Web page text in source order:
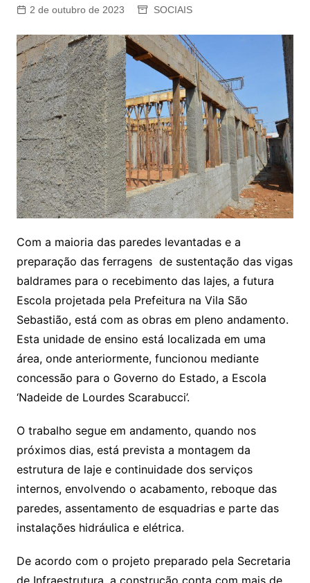
2 de outubro de 2023 SOCIAIS
Com a maioria das paredes levantadas e a
preparação das ferragens de sustentação das vigas
baldrames para o recebimento das lajes, a futura
Escola projetada pela Prefeitura na Vila São
Sebastião, está com as obras em pleno andamento.
Esta unidade de ensino está localizada em uma
área, onde anteriormente, funcionou mediante
concessão para o Governo do Estado, a Escola
‘Nadeide de Lourdes Scarabucci’.
O trabalho segue em andamento, quando nos
próximos dias, está prevista a montagem da
estrutura de laje e continuidade dos serviços
internos, envolvendo o acabamento, reboque das
paredes, assentamento de esquadrias e parte das
instalações hidráulica e elétrica.
De acordo com o projeto preparado pela Secretaria